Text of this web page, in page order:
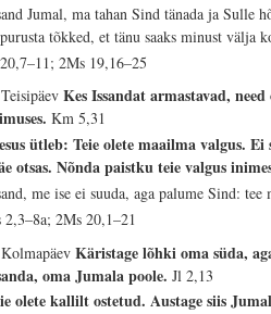
Jumal, ma tahan Sind tänada ja Sulle
tõkked, et tänu saaks minust välja
2Ms 19,16–25
Kes Issandat armastavad,
Km 5,31
ütleb: Teie olete maailma valgus.
otsas. Nõnda paistku teie valgus
me ise ei suuda, aga palume Sind: tee
2,3–8a; 2Ms 20,1–21
Käristage lõhki oma süda,
oma Jumala poole.Jl 2,13
olete kallilt ostetud. Austage siis